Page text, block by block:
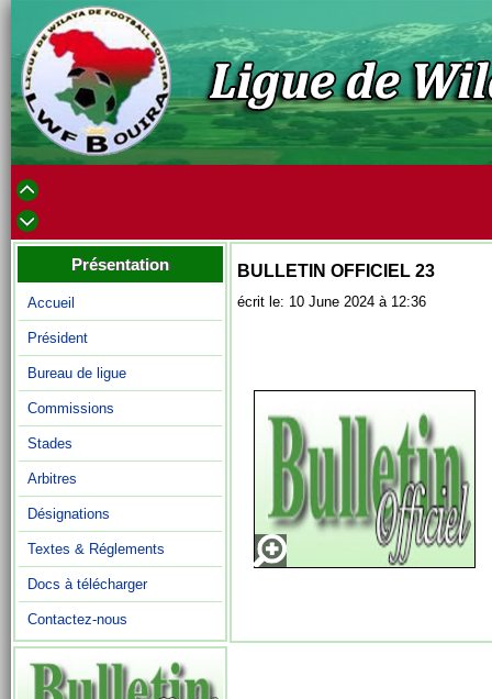
Présentation
Accueil
Président
Bureau de ligue
Commissions
Stades
Arbitres
Désignations
Textes & Réglements
Docs à télécharger
Contactez-nous
BULLETIN OFFICIEL 23
écrit le: 10 June 2024 à 12:36